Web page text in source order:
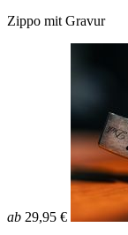
Zippo mit Gravur
ab 29,95 €